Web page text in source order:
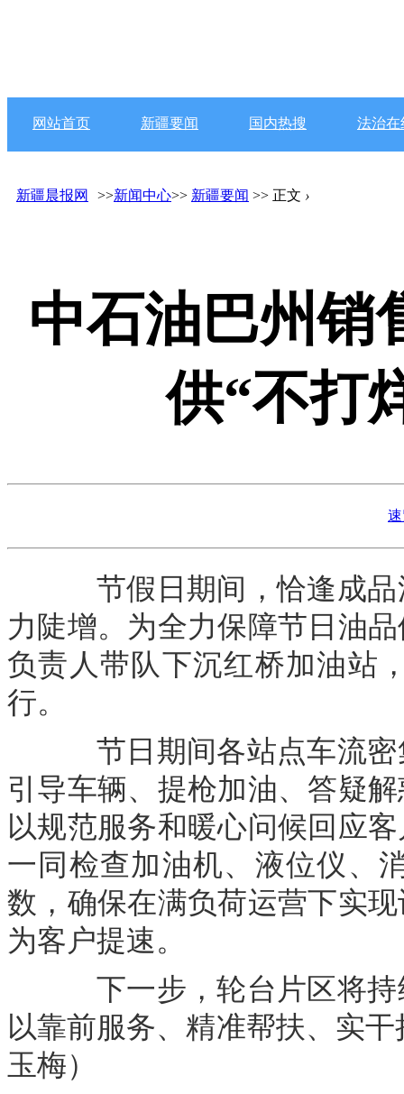
网站首页 新疆要闻 国内热搜 法治在
新疆晨报网 >>新闻中心>> 新疆要闻 >> 正文 ›
中石油巴州销
供“不打
节假日期间，恰逢成品
力陡增。为全力保障节日油
负责人带队下沉红桥加油站
行。
节日期间各站点车流密
引导车辆、提枪加油、答疑
以规范服务和暖心问候回应
一同检查加油机、液位仪、
数，确保在满负荷运营下实
为客户提速。
下一步，轮台片区将持
以靠前服务、精准帮扶、实
玉梅）